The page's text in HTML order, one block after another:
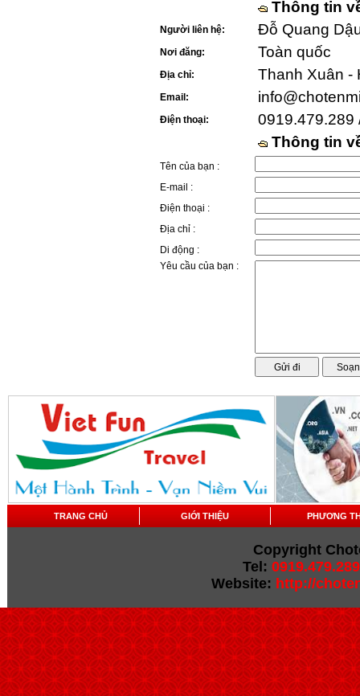
Thông tin
Người liên hệ: Đỗ Quang
Nơi đăng: Toàn quốc
Địa chỉ: Thanh Xuân -
Email:
Điện thoại:
0919.479.289
Thông tin
Tên của bạn :
E-mail :
Điện thoại :
Địa chỉ :
Di động :
Yêu cầu của bạn :
TRANG CHỦ GIỚI THIỆU PHƯƠNG
Copyright
Tel: 0919.479.289
Website: http://